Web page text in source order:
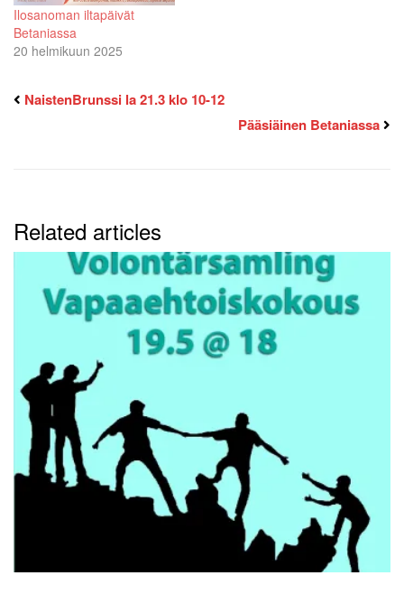
Ilosanoman iltapäivät
Betaniassa
20 helmikuun 2025
NaistenBrunssi la 21.3 klo 10-12
Pääsiäinen Betaniassa
Related articles